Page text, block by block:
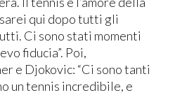
qui dopo tutti gli
Ci sono stati momenti
fiducia”. Poi,
e Djokovic: “Ci sono tanti
un tennis incredibile, e